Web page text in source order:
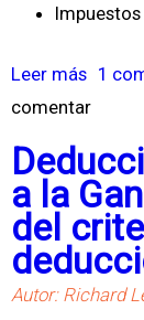
Leer más
o
r
e
G
a
s
1
comentar
a la
del
Autor: Richard